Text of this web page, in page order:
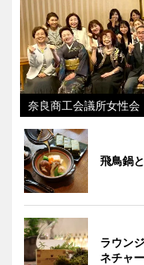
奈良商工会議所女性会
飛鳥鍋
ラウン
ネチャ